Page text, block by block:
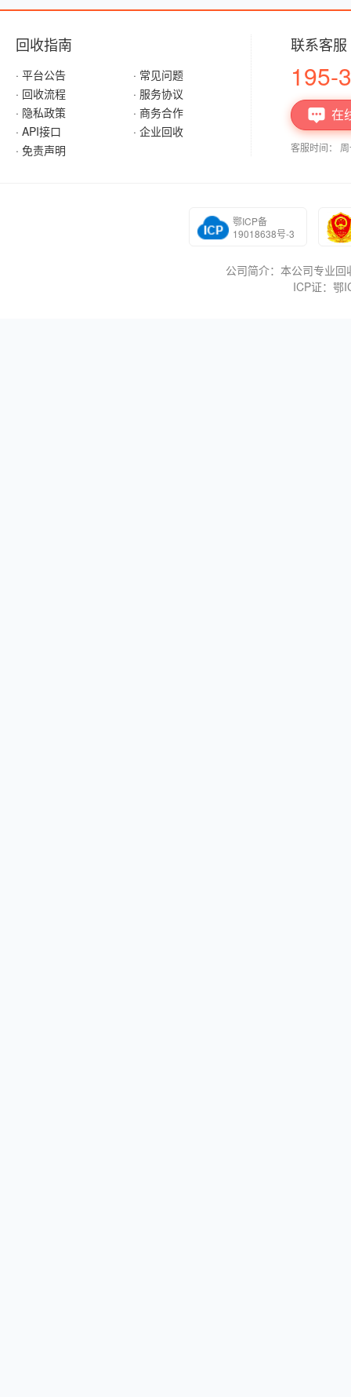
回收指南
· 平台公告
· 常见问题
· 回收流程
· 服务协议
· 隐私政策
· 商务合作
· API接口
· 企业回收
· 免责声明
联系客服
195-
 在
客服时间：
鄂ICP备
19018638号-3
公司简介：本公司专业
ICP证：鄂